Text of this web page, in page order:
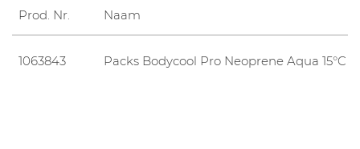
Prod. Nr. Naam
1063843 Packs Bodycool Pro Neoprene Aqua 15°C